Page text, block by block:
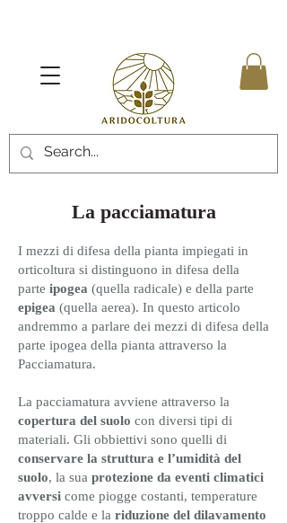
La pacciamatura
I mezzi di difesa della pianta impiegati in
orticoltura si distinguono in difesa della
parte ipogea (quella radicale) e della parte
epigea (quella aerea). In questo articolo
andremmo a parlare dei mezzi di difesa della
parte ipogea della pianta attraverso la
Pacciamatura.
La pacciamatura avviene attraverso la
copertura del suolo con diversi tipi di
materiali. Gli obbiettivi sono quelli di
conservare la struttura e l’umidità del
suolo, la sua protezione da eventi climatici
avversi come piogge costanti, temperature
troppo calde e la riduzione del dilavamento